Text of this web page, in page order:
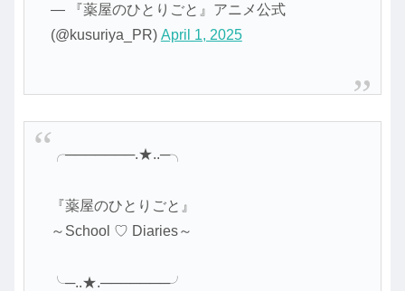
— 『薬屋のひとりごと』アニメ公式
(@kusuriya_PR) April 1, 2025
╭───────.★..─╮
『薬屋のひとりごと』
～School ♡ Diaries～
╰─..★.───────╯